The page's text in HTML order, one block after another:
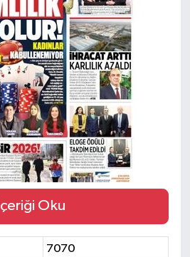
İçeriği Oku
7070